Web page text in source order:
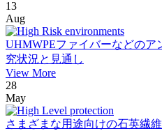
13
Aug
UHMWPEファイバーなどの
究状況と見通し
View More
28
May
さまざまな用途向けの石英繊